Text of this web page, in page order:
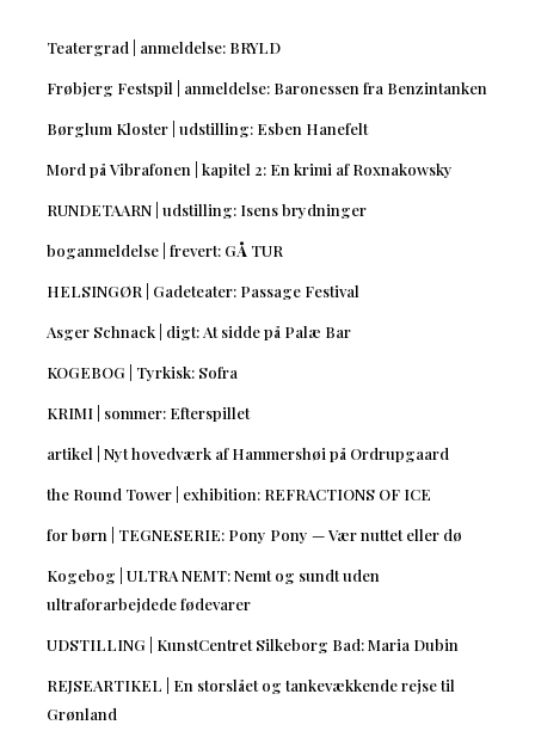
Teatergrad | anmeldelse: BRYLD
Frøbjerg Festspil | anmeldelse: Baronessen fra Benzintanken
Børglum Kloster | udstilling: Esben Hanefelt
Mord på Vibrafonen | kapitel 2: En krimi af Roxnakowsky
RUNDETAARN | udstilling: Isens brydninger
boganmeldelse | frevert: GÅ TUR
HELSINGØR | Gadeteater: Passage Festival
Asger Schnack | digt: At sidde på Palæ Bar
KOGEBOG | Tyrkisk: Sofra
KRIMI | sommer: Efterspillet
artikel | Nyt hovedværk af Hammershøi på Ordrupgaard
the Round Tower | exhibition: REFRACTIONS OF ICE
for børn | TEGNESERIE: Pony Pony — Vær nuttet eller dø
Kogebog | ULTRA NEMT: Nemt og sundt uden
ultraforarbejdede fødevarer
UDSTILLING | KunstCentret Silkeborg Bad: Maria Dubin
REJSEARTIKEL | En storslået og tankevækkende rejse til
Grønland